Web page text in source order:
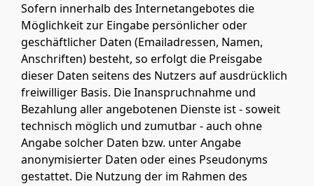
Sofern innerhalb des Internetangebotes die
Möglichkeit zur Eingabe persönlicher oder
geschäftlicher Daten (Emailadressen, Namen,
Anschriften) besteht, so erfolgt die Preisgabe
dieser Daten seitens des Nutzers auf ausdrücklich
freiwilliger Basis. Die Inanspruchnahme und
Bezahlung aller angebotenen Dienste ist - soweit
technisch möglich und zumutbar - auch ohne
Angabe solcher Daten bzw. unter Angabe
anonymisierter Daten oder eines Pseudonyms
gestattet. Die Nutzung der im Rahmen des